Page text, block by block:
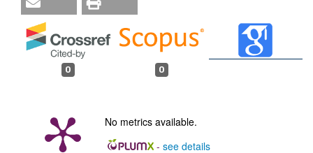
0 0
No metrics available.
- see details